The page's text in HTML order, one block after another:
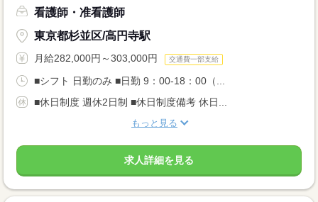
看護師・准看護師
東京都杉並区/高円寺駅
月給282,000円～303,000円 交通費一部支給
■シフト 日勤のみ ■日勤 9：00-18：00（...
■休日制度 週休2日制 ■休日制度備考 休日...
もっと見る
求人詳細を見る